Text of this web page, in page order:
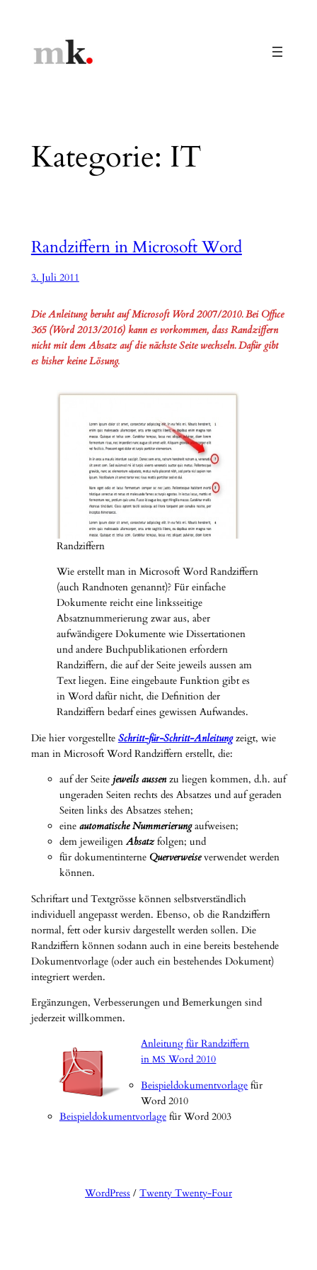
springen
Kategorie: IT
Randziffern in Microsoft Word
3. Juli 2011
Die Anleitung beruht auf Microsoft Word 2007/2010. Bei Office
365 (Word 2013/2016) kann es vorkommen, dass Randziffern
nicht mit dem Absatz auf die nächste Seite wechseln. Dafür gibt
es bisher keine Lösung.
Randziffern
Wie erstellt man in Microsoft Word Randziffern
(auch Randnoten genannt)? Für einfache
Dokumente reicht eine linksseitige
Absatznummerierung zwar aus, aber
aufwändigere Dokumente wie Dissertationen
und andere Buchpublikationen erfordern
Randziffern, die auf der Seite jeweils aussen am
Text liegen. Eine eingebaute Funktion gibt es
in Word dafür nicht, die Definition der
Randziffern bedarf eines gewissen Aufwandes.
Die hier vorgestellte Schritt-für-Schritt-Anleitungzeigt, wie
man in Microsoft Word Randziffern erstellt, die:
auf der Seite jeweils aussenzu liegen kommen, d.h. auf
ungeraden Seiten rechts des Absatzes und auf geraden
Seiten links des Absatzes stehen;
eine automatische Nummerierungaufweisen;
dem jeweiligen Absatzfolgen; und
für dokumentinterne Querverweiseverwendet werden
können.
Schriftart und Textgrösse können selbstverständlich
individuell angepasst werden. Ebenso, ob die Randziffern
normal, fett oder kursiv dargestellt werden sollen. Die
Randziffern können sodann auch in eine bereits bestehende
Dokumentvorlage (oder auch ein bestehendes Dokument)
integriert werden.
Ergänzungen, Verbesserungen und Bemerkungen sind
jederzeit willkommen.
Anleitung für Randziffern
inMS Word 2010
Beispieldokumentvorlage für
Word 2010
Beispieldokumentvorlagefür Word 2003
WordPress / Twenty Twenty-Four